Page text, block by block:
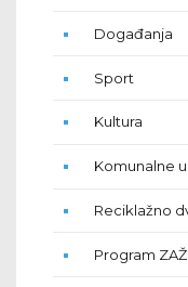
Događanja
Sport
Kultura
Komunalne
Reciklažno
Program